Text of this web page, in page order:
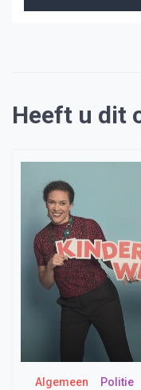
Heeft u dit
Algemeen Politie